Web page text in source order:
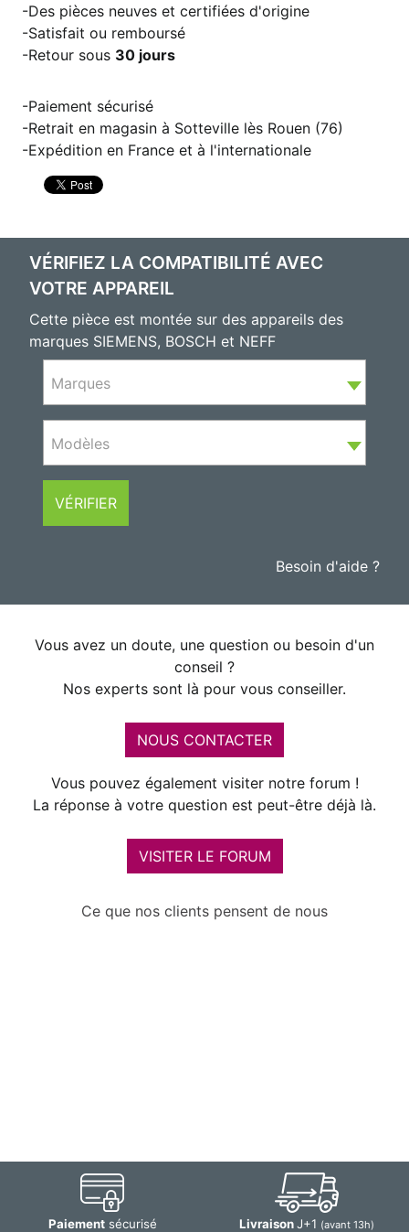
Des pièces neuves et certifiées d'origine
Satisfait ou remboursé
Retour sous 30 jours
Paiement sécurisé
Retrait en magasin à Sotteville lès Rouen (76)
Expédition en France et à l'internationale
VÉRIFIEZ LA COMPATIBILITÉ AVEC
VOTRE APPAREIL
Cette pièce est montée sur des appareils des
marques SIEMENS, BOSCH et NEFF
Marques
Modèles
VÉRIFIER
Besoin d'aide ?
Vous avez un doute, une question ou besoin d'un
conseil ?
Nos experts sont là pour vous conseiller.
NOUS CONTACTER
Vous pouvez également visiter notre forum !
La réponse à votre question est peut-être déjà là.
VISITER LE FORUM
Ce que nos clients pensent de nous
Paiementsécurisé LivraisonJ+1 (avant 13h)